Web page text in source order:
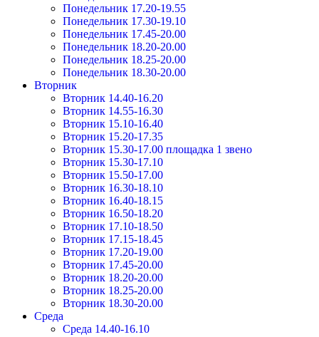
Понедельник 17.20-19.55
Понедельник 17.30-19.10
Понедельник 17.45-20.00
Понедельник 18.20-20.00
Понедельник 18.25-20.00
Понедельник 18.30-20.00
Вторник
Вторник 14.40-16.20
Вторник 14.55-16.30
Вторник 15.10-16.40
Вторник 15.20-17.35
Вторник 15.30-17.00 площадка 1 звено
Вторник 15.30-17.10
Вторник 15.50-17.00
Вторник 16.30-18.10
Вторник 16.40-18.15
Вторник 16.50-18.20
Вторник 17.10-18.50
Вторник 17.15-18.45
Вторник 17.20-19.00
Вторник 17.45-20.00
Вторник 18.20-20.00
Вторник 18.25-20.00
Вторник 18.30-20.00
Среда
Среда 14.40-16.10